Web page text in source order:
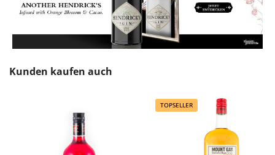
Produktgalerie überspringen
Kunden kaufen auch
TOPSELLER